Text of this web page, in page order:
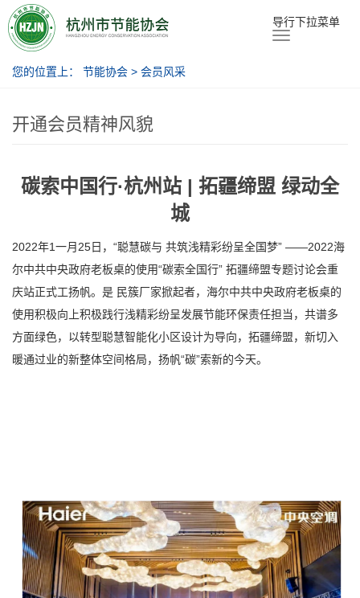
节能协会 导行下拉菜单
您的位置上： 节能协会 > 会员风采
开通会员精神风貌
碳索中国行·杭州站 | 拓疆缔盟 绿动全
城
2022年1一月25日，“聪慧碳与 共筑浅精彩纷呈全国梦” ——2022海
尔中共中央政府老板桌的使用“碳索全国行” 拓疆缔盟专题讨论会重
庆站正式工扬帆。是 民簇厂家掀起者，海尔中共中央政府老板桌的
使用积极向上积极践行浅精彩纷呈发展节能环保责任担当，共谱多
方面绿色，以转型聪慧智能化小区设计为导向，拓疆缔盟，新切入
暖通过业的新整体空间格局，扬帆“碳”索新的今天。